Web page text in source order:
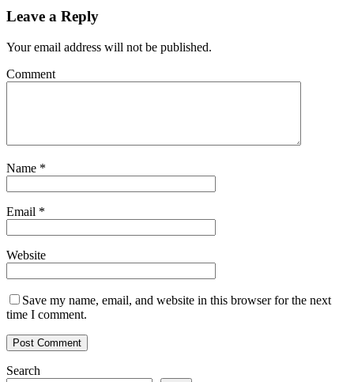
Leave a Reply
Your email address will not be published.
Comment
Name *
Email *
Website
Save my name, email, and website in this browser for the next
time I comment.
Search